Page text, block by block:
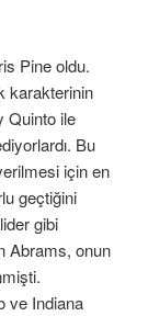
Pine oldu.
karakterinin
Quinto ile
Bu
için en
geçtiğini
gibi
Abrams, onun
ve Indiana